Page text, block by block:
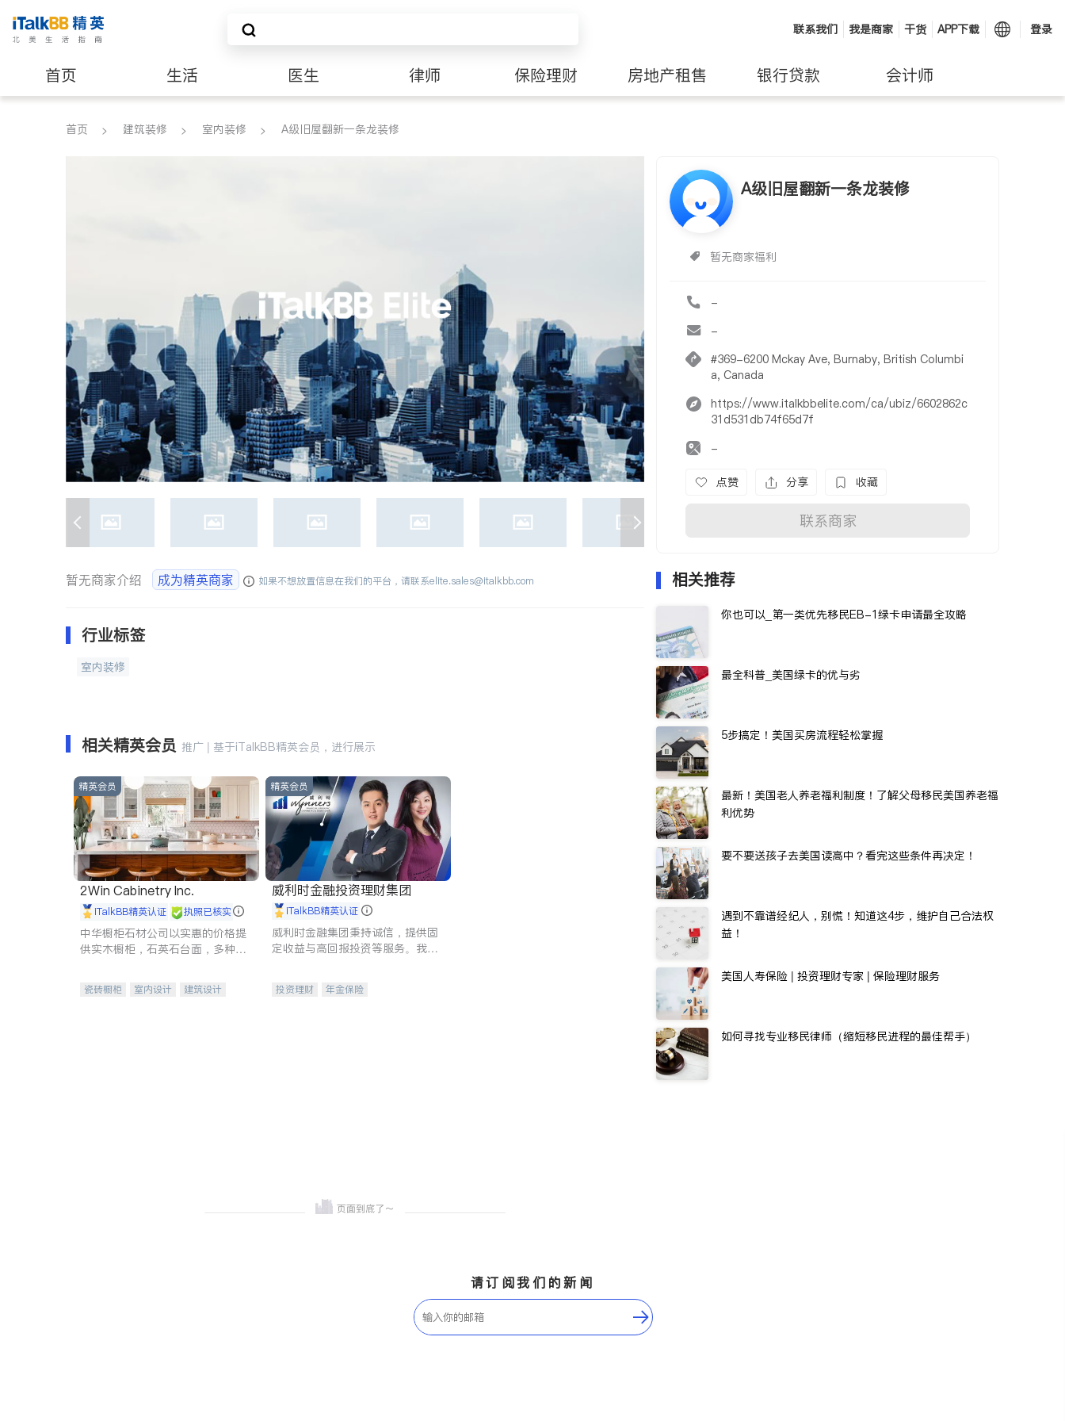
联系我们 我是商家 干货 APP下载 登录
首页 生活 医生 律师 保险理财 房地产租售 银行贷款 会计师
建筑装修
首页 建筑装修 室内装修 A级旧屋翻新一条龙装修
A级旧屋翻新一条龙装修
暂无商家福利
-
-
#369-6200 Mckay Ave, Burnaby, British Columbi
a, Canada
https://www.italkbbelite.com/ca/ubiz/6602862c
31d531db74f65d7f
-
点赞 分享 收藏
联系商家
暂无商家介绍 成为精英商家 如果不想放置信息在我们的平台，请联系elite.sales@italkbb.com
行业标签
室内装修
相关精英会员 推广 | 基于iTalkBB精英会员，进行展示
精英会员
2Win Cabinetry Inc.
iTalkBB精英认证 执照已核实
中华橱柜石材公司以实惠的价格提
供实木橱柜，石英石台面，多种优
瓷砖橱柜 室内设计
建筑设计
精英会员
威利时金融投资理财集团
iTalkBB精英认证
威利时金融集团秉持诚信，提供固
定收益与高回报投资等服务。我们
投资理财
年金保险
相关推荐
你也可以_第一类优先移民EB-1绿卡申请最全攻略
最全科普_美国绿卡的优与劣
5步搞定！美国买房流程轻松掌握
最新！美国老人养老福利制度！了解父母移民美国养老福
利优势
要不要送孩子去美国读高中？看完这些条件再决定！
遇到不靠谱经纪人，别慌！知道这4步，维护自己合法权
益！
美国人寿保险 | 投资理财专家 | 保险理财服务
如何寻找专业移民律师（缩短移民进程的最佳帮手）
请订阅我们的新闻